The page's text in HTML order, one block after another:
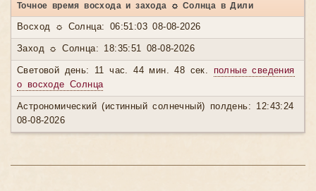
Точное время восхода и захода ☼ Солнца в Дили
Восход ☼ Солнца: 06:51:03 08-08-2026
Заход ☼ Солнца: 18:35:51 08-08-2026
Световой день: 11 час. 44 мин. 48 сек. полные сведения
о восходе Солнца
Астрономический (истинный солнечный) полдень: 12:43:24
08-08-2026